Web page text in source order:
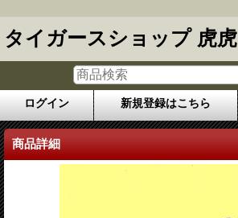
タイガースショップ 虎虎
ログイン 新規登録はこちら
商品詳細